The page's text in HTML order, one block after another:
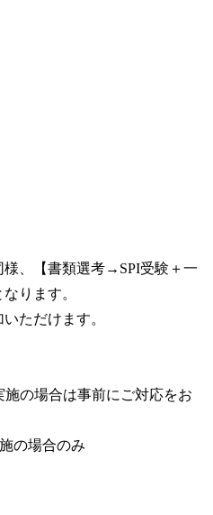
、【書類選考→SPI受験＋一
ります。
ただけます。
の場合は事前にご対応をお
の場合のみ